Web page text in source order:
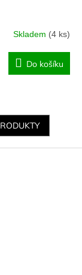
Skladem (4 ks)
Do košíku